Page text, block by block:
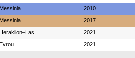
2010
2017
2021
2021